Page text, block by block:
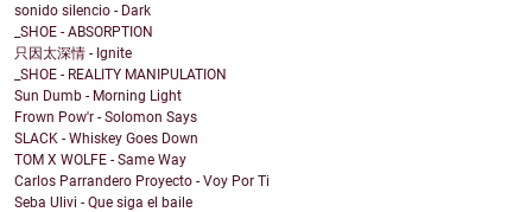
sonido silencio - Dark
_SHOE - ABSORPTION
只因太深情 - Ignite
_SHOE - REALITY MANIPULATION
Sun Dumb - Morning Light
Frown Pow'r - Solomon Says
SLACK - Whiskey Goes Down
TOM X WOLFE - Same Way
Carlos Parrandero Proyecto - Voy Por Ti
Seba Ulivi - Que siga el baile